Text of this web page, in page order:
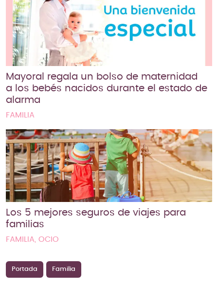
Mayoral regala un bolso de maternidad
a los bebés nacidos durante el estado de
alarma
FAMILIA
Los 5 mejores seguros de viajes para
familias
FAMILIA, OCIO
Portada Familia